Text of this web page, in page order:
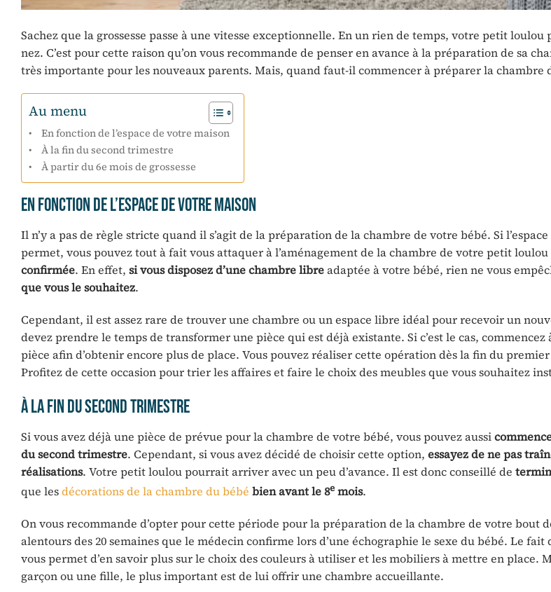
Sachez que la grossesse passe à une vitesse exceptionnelle. En un rien de temps, votre petit
nez. C’est pour cette raison qu’on vous recommande de penser en avance à la préparation de sa
très importante pour les nouveaux parents. Mais, quand faut-il commencer à préparer la chambre
Au menu
En fonction de l’espace de votre maison
À la fin du second trimestre
À partir du 6e mois de grossesse
En fonction de l’espace de votre maison
Il n’y a pas de règle stricte quand il s’agit de la préparation de la chambre de votre bébé. Si
permet, vous pouvez tout à fait vous attaquer à l’aménagement de la chambre de votre petit loulou
confirmée. En effet, si vous disposez d’une chambre libreadaptée à votre bébé, rien ne vous
que vous le souhaitez.
Cependant, il est assez rare de trouver une chambre ou un espace libre idéal pour recevoir un
devez prendre le temps de transformer une pièce qui est déjà existante. Si c’est le cas,
pièce afin d’obtenir encore plus de place. Vous pouvez réaliser cette opération dès la fin du
Profitez de cette occasion pour trier les affaires et faire le choix des meubles que vous souhaitez
À la fin du second trimestre
Si vous avez déjà une pièce de prévue pour la chambre de votre bébé, vous pouvez aussi
du second trimestre. Cependant, si vous avez décidé de choisir cette option, essayez de ne pas
réalisations. Votre petit loulou pourrait arriver avec un peu d’avance. Il est donc conseillé de
que lesdécorations de la chambre du bébé bien avant le 8e mois.
On vous recommande d’opter pour cette période pour la préparation de la chambre de votre bout
alentours des 20 semaines que le médecin confirme lors d’une échographie le sexe du bébé. Le fait
vous permet d’en savoir plus sur le choix des couleurs à utiliser et les mobiliers à mettre en place.
garçon ou une fille, le plus important est de lui offrir une chambre accueillante.